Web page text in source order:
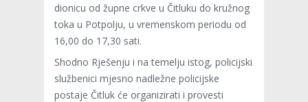
dionicu od župne crkve u Čitluku do kružnog
toka u Potpolju, u vremenskom periodu od
16,00 do 17,30 sati.
Shodno Rješenju i na temelju istog, policijski
službenici mjesno nadležne policijske
postaje Čitluk će organizirati i provesti